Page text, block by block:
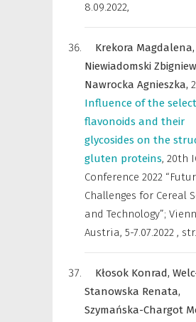
8.09.2022,
Krekora Magdalena,
Niewiadomski
Nawrocka Agnieszka,
Influence of the
flavonoids and their
glycosides on the
gluten proteins, 20th
Conference 2022
Challenges for Cereal
and Technology”;
Austria, 5-7.07.2022 ,
Kłosok Konrad,
Stanowska Renata,
Szymańska-Chargot